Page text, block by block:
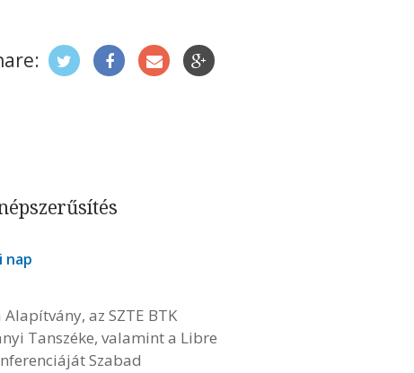
nap
az SZTE BTK
Tanszéke, valamint a Libre
Szabad